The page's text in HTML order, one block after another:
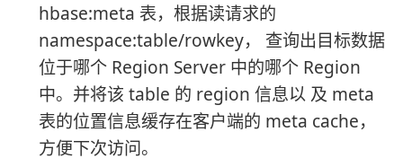
hbase:meta 表，根据读请求的
namespace:table/rowkey， 查询出目标数据
位于哪个 Region Server 中的哪个 Region
中。并将该 table 的 region 信息以 及 meta
表的位置信息缓存在客户端的 meta cache，
方便下次访问。